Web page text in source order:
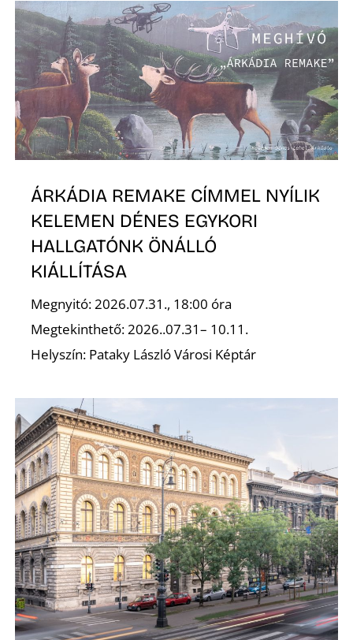
ÁRKÁDIA REMAKE CÍMMEL NYÍLIK
KELEMEN DÉNES EGYKORI
HALLGATÓNK ÖNÁLLÓ
KIÁLLÍTÁSA
Megnyitó: 2026.07.31., 18:00 óra
Megtekinthető: 2026..07.31– 10.11.
Helyszín: Pataky László Városi Képtár